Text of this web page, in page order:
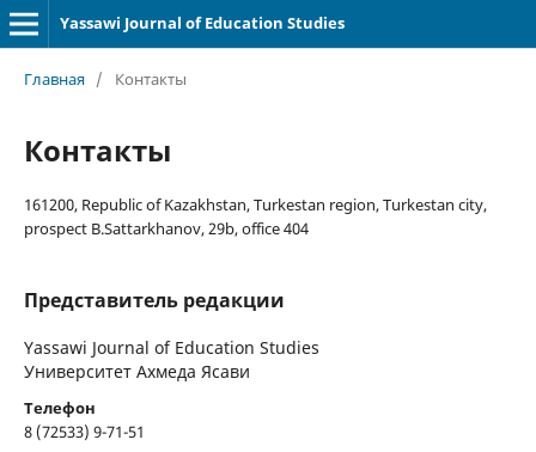
Yassawi Journal of Education Studies
Главная / Контакты
Контакты
161200, Republic of Kazakhstan, Turkestan region, Turkestan city,
prospect B.Sattarkhanov, 29b, office 404
Представитель редакции
Yassawi Journal of Education Studies
Университет Ахмеда Ясави
Телефон
8 (72533) 9-71-51